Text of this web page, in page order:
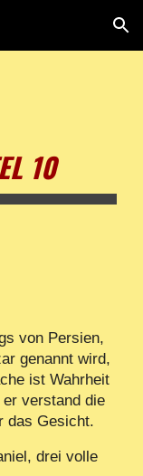
Skip to navigation
10
von Persien,
genannt wird,
ist Wahrheit
verstand die
das Gesicht.
drei volle